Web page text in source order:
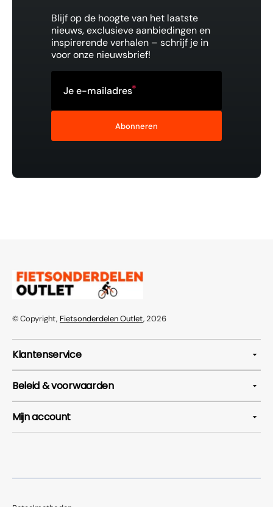
Blijf op de hoogte van het laatste
nieuws, exclusieve aanbiedingen en
inspirerende verhalen – schrijf je in
voor onze nieuwsbrief!
Je e-mailadres
Abonneren
© Copyright, Fietsonderdelen Outlet, 2026
Klantenservice
Beleid & voorwaarden
Mijn account